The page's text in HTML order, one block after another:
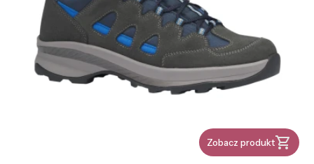
Zobacz produkt